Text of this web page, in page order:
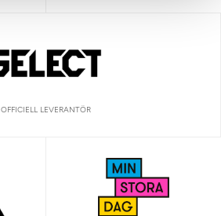
OFFICIELL LEVERANTÖR